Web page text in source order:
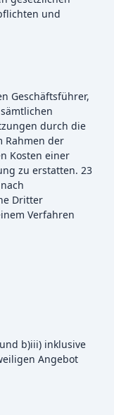
und
Geschäftsführer,
durch die
Rahmen der
Kosten einer
zu erstatten. 23
Dritter
Verfahren
b)iii) inklusive
Angebot